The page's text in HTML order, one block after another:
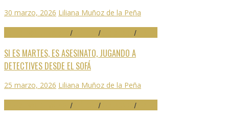
30 marzo, 2026 Liliana Muñoz de la Peña
/ / /
SI ES MARTES, ES ASESINATO, JUGANDO A
DETECTIVES DESDE EL SOFÁ
25 marzo, 2026 Liliana Muñoz de la Peña
/ / /